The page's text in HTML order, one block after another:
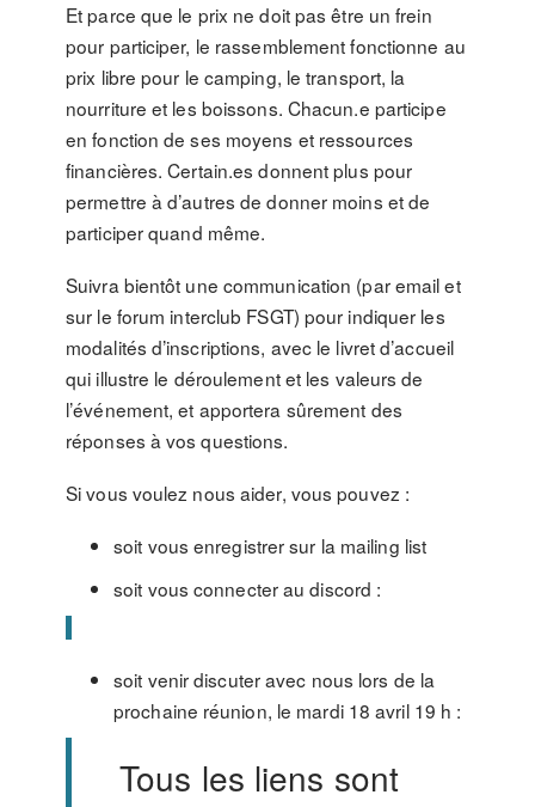
Et parce que le prix ne doit pas être un frein
pour participer, le rassemblement fonctionne au
prix libre pour le camping, le transport, la
nourriture et les boissons. Chacun.e participe
en fonction de ses moyens et ressources
financières. Certain.es donnent plus pour
permettre à d’autres de donner moins et de
participer quand même.
Suivra bientôt une communication (par email et
sur le forum interclub FSGT) pour indiquer les
modalités d’inscriptions, avec le livret d’accueil
qui illustre le déroulement et les valeurs de
l’événement, et apportera sûrement des
réponses à vos questions.
Si vous voulez nous aider, vous pouvez :
soit vous enregistrer sur la mailing list
soit vous connecter au discord :
soit venir discuter avec nous lors de la
prochaine réunion, le mardi 18 avril 19 h :
Tous les liens sont